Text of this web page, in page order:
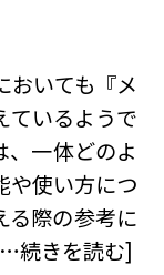
おいても『メ
ているようで
、一体どのよ
や使い方につ
る際の参考に
続きを読む]